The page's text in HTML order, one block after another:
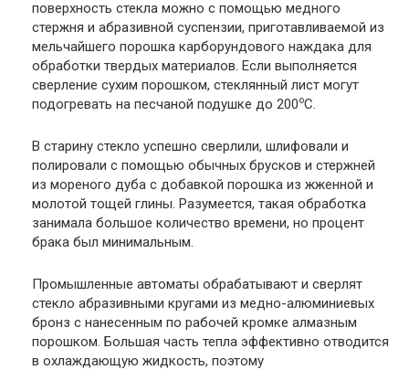
поверхность стекла можно с помощью медного
стержня и абразивной суспензии, приготавливаемой из
мельчайшего порошка карборундового наждака для
обработки твердых материалов. Если выполняется
сверление сухим порошком, стеклянный лист могут
подогревать на песчаной подушке до 200оС.
В старину стекло успешно сверлили, шлифовали и
полировали с помощью обычных брусков и стержней
из мореного дуба с добавкой порошка из жженной и
молотой тощей глины. Разумеется, такая обработка
занимала большое количество времени, но процент
брака был минимальным.
Промышленные автоматы обрабатывают и сверлят
стекло абразивными кругами из медно-алюминиевых
бронз с нанесенным по рабочей кромке алмазным
порошком. Большая часть тепла эффективно отводится
в охлаждающую жидкость, поэтому